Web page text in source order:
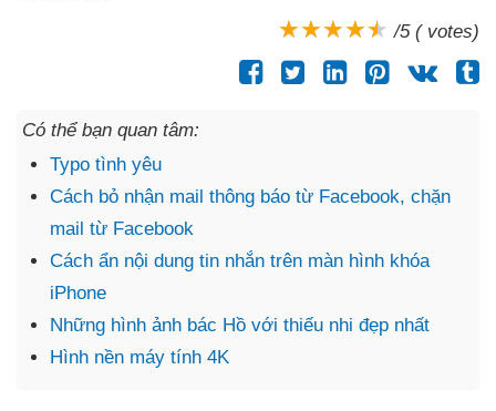
/5 ( votes)
Có thể bạn quan tâm:
Typo tình yêu
Cách bỏ nhận mail thông báo từ Facebook, chặn
mail từ Facebook
Cách ẩn nội dung tin nhắn trên màn hình khóa
iPhone
Những hình ảnh bác Hồ với thiếu nhi đẹp nhất
Hình nền máy tính 4K